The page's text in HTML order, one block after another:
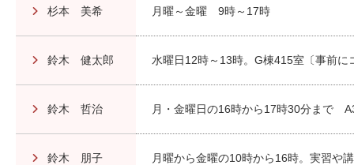
杉本 美希 月曜～金曜 9時～17時
鈴木 健太郎 水曜日12時～13時。G棟415室〔事前
鈴木 哲治 月・金曜日の16時から17時30分まで
鈴木 朋子
月曜から金曜の10時から16時。実習や